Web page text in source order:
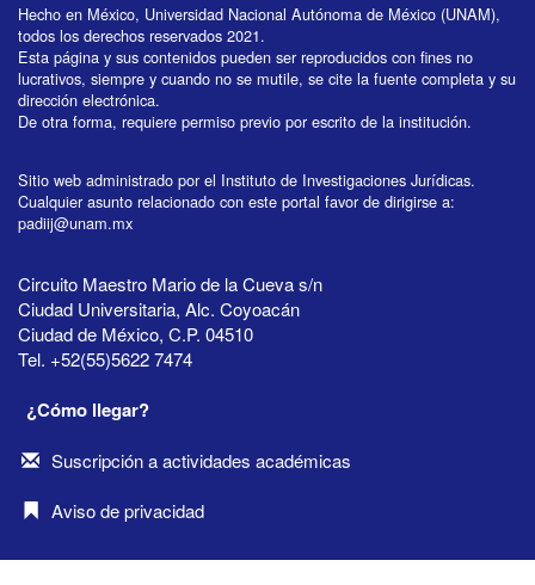
Hecho en México, Universidad Nacional Autónoma de México (UNAM),
todos los derechos reservados 2021.
Esta página y sus contenidos pueden ser reproducidos con fines no
lucrativos, siempre y cuando no se mutile, se cite la fuente completa y su
dirección electrónica.
De otra forma, requiere permiso previo por escrito de la institución.
Sitio web administrado por el Instituto de Investigaciones Jurídicas.
Cualquier asunto relacionado con este portal favor de dirigirse a:
padiij@unam.mx
Circuito Maestro Mario de la Cueva s/n
Ciudad Universitaria, Alc. Coyoacán
Ciudad de México, C.P. 04510
Tel. +52(55)5622 7474
¿Cómo llegar?
Suscripción a actividades académicas
Aviso de privacidad